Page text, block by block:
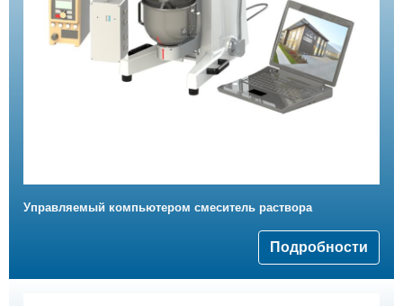
Управляемый компьютером смеситель раствора
Подробности